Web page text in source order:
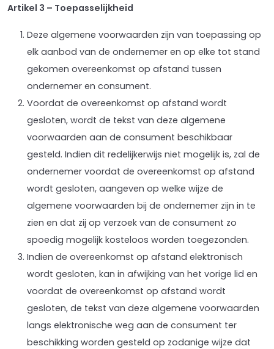
Artikel 3 – Toepasselijkheid
Deze algemene voorwaarden zijn van toepassing op
elk aanbod van de ondernemer en op elke tot stand
gekomen overeenkomst op afstand tussen
ondernemer en consument.
Voordat de overeenkomst op afstand wordt
gesloten, wordt de tekst van deze algemene
voorwaarden aan de consument beschikbaar
gesteld. Indien dit redelijkerwijs niet mogelijk is, zal de
ondernemer voordat de overeenkomst op afstand
wordt gesloten, aangeven op welke wijze de
algemene voorwaarden bij de ondernemer zijn in te
zien en dat zij op verzoek van de consument zo
spoedig mogelijk kosteloos worden toegezonden.
Indien de overeenkomst op afstand elektronisch
wordt gesloten, kan in afwijking van het vorige lid en
voordat de overeenkomst op afstand wordt
gesloten, de tekst van deze algemene voorwaarden
langs elektronische weg aan de consument ter
beschikking worden gesteld op zodanige wijze dat